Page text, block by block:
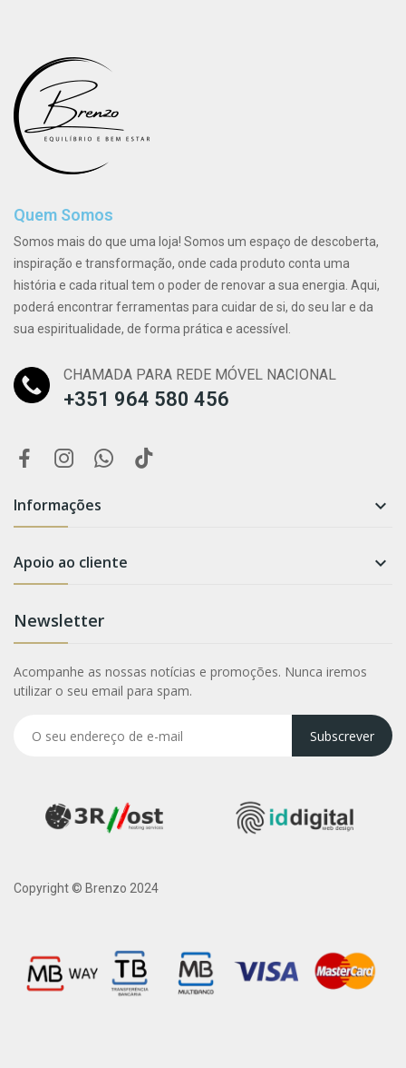
Quem Somos
Somos mais do que uma loja! Somos um espaço de descoberta,
inspiração e transformação, onde cada produto conta uma
história e cada ritual tem o poder de renovar a sua energia. Aqui,
poderá encontrar ferramentas para cuidar de si, do seu lar e da
sua espiritualidade, de forma prática e acessível.
CHAMADA PARA REDE MÓVEL NACIONAL
+351 964 580 456
Informações 
Apoio ao cliente 
Newsletter
Acompanhe as nossas notícias e promoções. Nunca iremos
utilizar o seu email para spam.
Subscrever
Copyright © Brenzo 2024